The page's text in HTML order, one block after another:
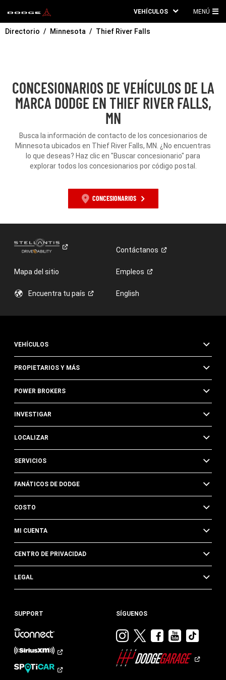
VEHÍCULOS MENÚ
Directorio Minnesota Thief River Falls
CONCESIONARIOS DE VEHÍCULOS DE LA
MARCA DODGE EN THIEF RIVER FALLS,
MN
Busca la información de contacto de los concesionarios de
Minnesota ubicados en Thief River Falls, MN. ¿No encuentras
lo que deseas? Haz clic en "Buscar concesionario" para
explorar todos los concesionarios por código postal.
CONCESIONARIOS
Contáctanos
Mapa del sitio Empleos
Encuentra tu país English
VEHÍCULOS
PROPIETARIOS Y MÁS
POWER BROKERS
INVESTIGAR
LOCALIZAR
SERVICIOS
FANÁTICOS DE DODGE
COSTO
MI CUENTA
CENTRO DE PRIVACIDAD
LEGAL
SUPPORT SÍGUENOS
Visitar
Dodge
en
Visitar
en
Visitar
en
Visitar
en en